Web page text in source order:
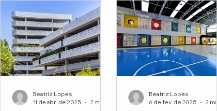
Beatriz Lopes
11 de abr. de 2025
Beatriz Lopes
6 de fev. de 2025